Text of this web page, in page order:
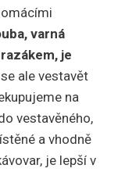
varná
je
ale vestavět
na
vestavěného,
a vhodně
je lepší v